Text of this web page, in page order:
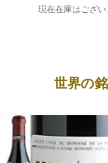
現在在庫はござい
世界の